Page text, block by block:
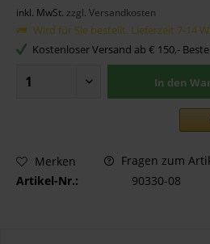
inkl. MwSt. zzgl. Versandkosten
Wird für Sie bestellt. Lieferzeit 7-14
Kostenloser Versand ab € 150,-
In den
Merken
Fragen zum
Artikel-Nr.:
90330-08